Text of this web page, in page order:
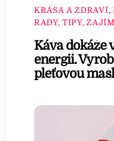
KRÁSA A ZDRAVÍ,
RADY, TIPY,
Káva dokáže
energii.
pleťovou